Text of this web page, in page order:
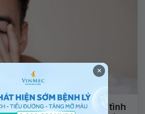
trị suy giảm ham muốn tình
×